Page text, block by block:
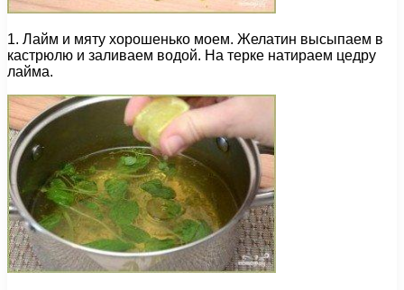
1. Лайм и мяту хорошенько моем. Желатин высыпаем в
кастрюлю и заливаем водой. На терке натираем цедру
лайма.